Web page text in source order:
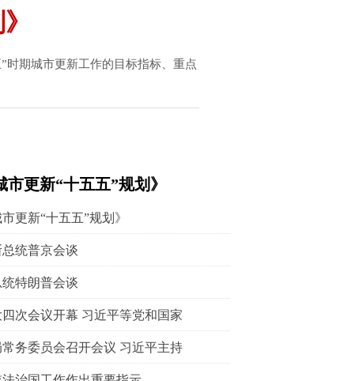
期城市更新工作的目标指标、重点
市更新“十五五”规划》
更新“十五五”规划》
统普京会谈
特朗普会谈
次会议开幕 习近平等党和国家
务委员会召开会议 习近平主持